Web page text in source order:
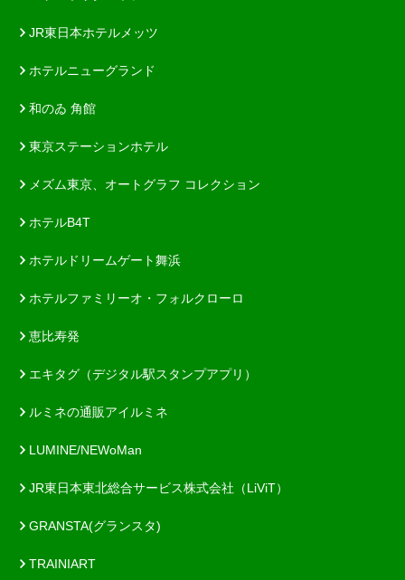
JR東日本ホテルメッツ
ホテルニューグランド
和のゐ 角館
東京ステーションホテル
メズム東京、オートグラフ コレクション
ホテルB4T
ホテルドリームゲート舞浜
ホテルファミリーオ・フォルクローロ
恵比寿発
エキタグ（デジタル駅スタンプアプリ）
ルミネの通販アイルミネ
LUMINE/NEWoMan
JR東日本東北総合サービス株式会社（LiViT）
GRANSTA(グランスタ)
TRAINIART